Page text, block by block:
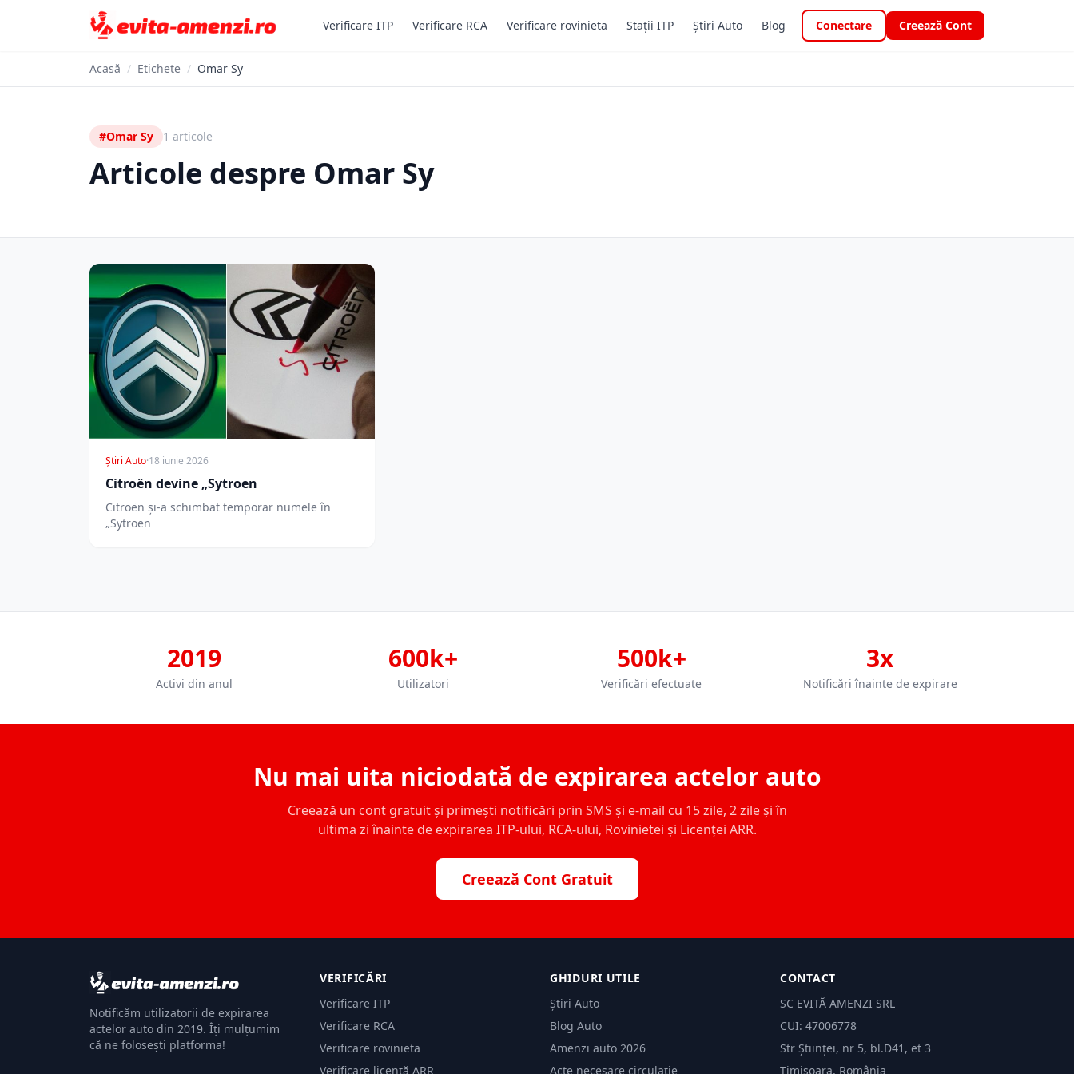
Verificare ITP Verificare RCA Verificare rovinieta Stații ITP Știri Auto Blog Conectare Creează Cont
Acasă / Etichete / Omar Sy
#Omar Sy 1 articole
Articole despre Omar Sy
Știri Auto·18 iunie 2026
Citroën devine „Sytroen
Citroën și-a schimbat temporar numele în
„Sytroen
2019
Activi din anul
600k+
Utilizatori
500k+
Verificări efectuate
3x
Notificări înainte de expirare
Nu mai uita niciodată de expirarea actelor auto
Creează un cont gratuit și primești notificări prin SMS și e-mail cu 15 zile, 2 zile și în
ultima zi înainte de expirarea ITP-ului, RCA-ului, Rovinietei și Licenței ARR.
Creează Cont Gratuit
Notificăm utilizatorii de expirarea
actelor auto din 2019. Îți mulțumim
că ne folosești platforma!
VERIFICĂRI
Verificare ITP
Verificare RCA
Verificare rovinieta
Verificare licență ARR
GHIDURI UTILE
Știri Auto
Blog Auto
Amenzi auto 2026
Acte necesare circulație
CONTACT
SC EVITĂ AMENZI SRL
CUI: 47006778
Str Științei, nr 5, bl.D41, et 3
Timișoara, România